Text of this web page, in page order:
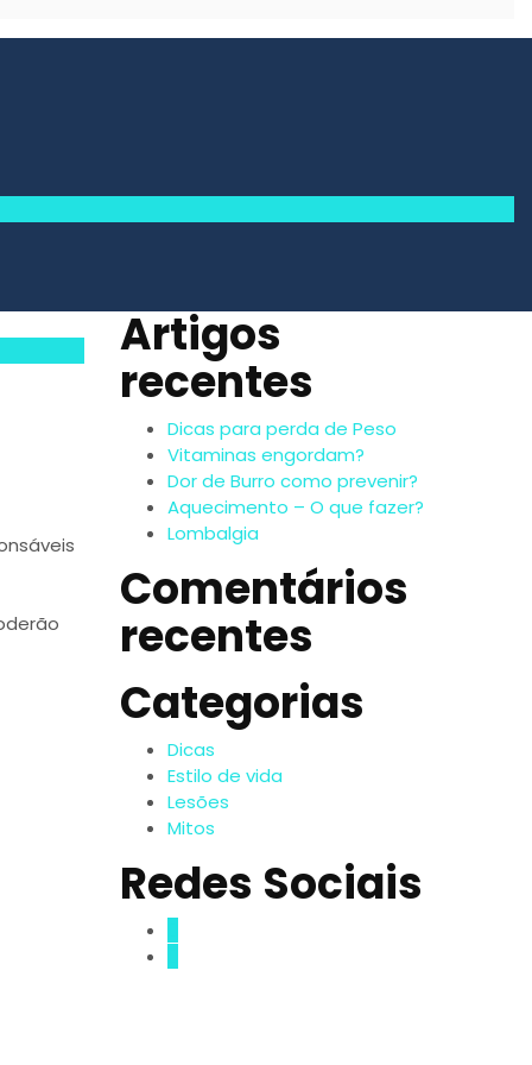
Artigos
recentes
Dicas para perda de Peso
Vitaminas engordam?
Dor de Burro como prevenir?
Aquecimento – O que fazer?
Lombalgia
Comentários
recentes
Categorias
Dicas
Estilo de vida
Lesões
Mitos
Redes Sociais